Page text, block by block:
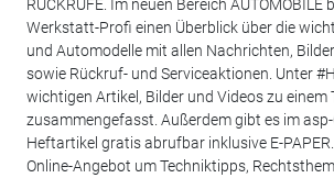
RÜCKRUFE. Im neuen Bereich AUTOMOBILE
Werkstatt-Profi einen Überblick über die
und Automodelle mit allen Nachrichten,
sowie Rückruf- und Serviceaktionen. Unter
wichtigen Artikel, Bilder und Videos zu einem
zusammengefasst. Außerdem gibt es im
Heftartikel gratis abrufbar inklusive E-
Online-Angebot um Techniktipps,